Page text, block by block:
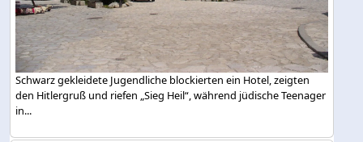
Schwarz gekleidete Jugendliche blockierten ein Hotel, zeigten
den Hitlergruß und riefen „Sieg Heil“, während jüdische Teenager
in...